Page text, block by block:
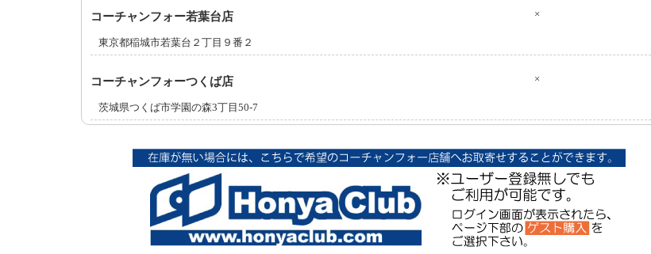
コーチャンフォー若葉台店 ×
東京都稲城市若葉台２丁目９番２
コーチャンフォーつくば店 ×
茨城県つくば市学園の森3丁目50-7